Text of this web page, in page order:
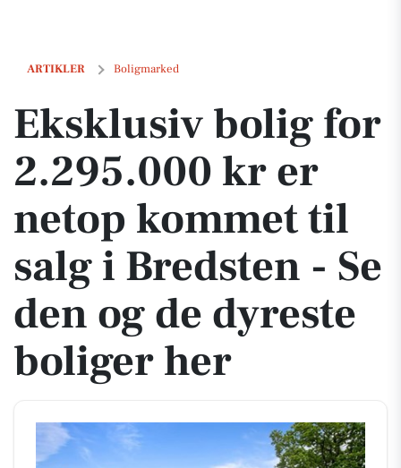
ARTIKLER Boligmarked
Eksklusiv bolig for 2.295.000 kr er netop kommet til salg i Bredsten
Eksklusiv bolig for
2.295.000 kr er
netop kommet til
salg i Bredsten - Se
den og de dyreste
boliger her